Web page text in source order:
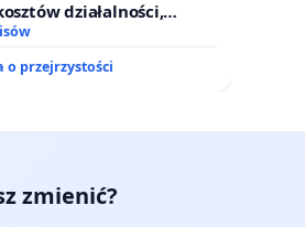
działalności,
odpowiedzialności
kluczowych urzędników i
o przejrzystości
zmienić?